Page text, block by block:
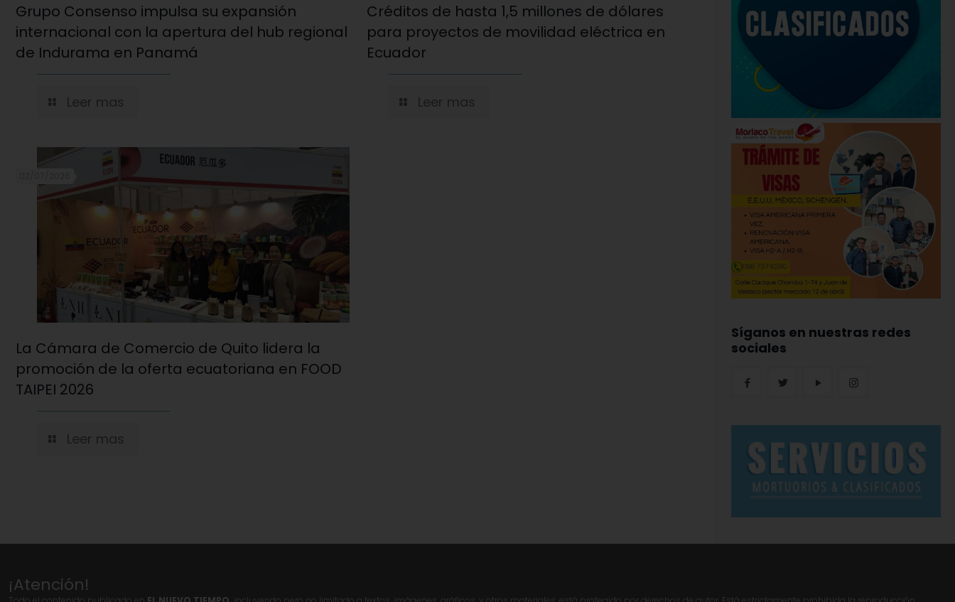
Grupo Consenso impulsa su expansión
internacional con la apertura del hub regional
de Indurama en Panamá
Leer mas
Créditos de hasta 1,5 millones de dólares
para proyectos de movilidad eléctrica en
Ecuador
Leer mas
La Cámara de Comercio de Quito lidera la
promoción de la oferta ecuatoriana en FOOD
TAIPEI 2026
Leer mas
Síganos en nuestras redes
sociales
¡Atención!